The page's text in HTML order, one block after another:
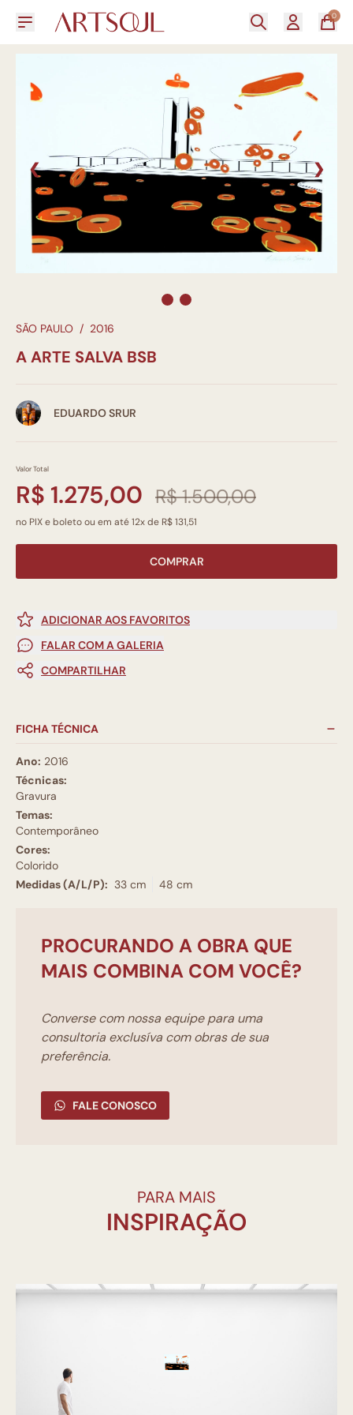
0
❮ ❯
SÃO PAULO / 2016
A ARTE SALVA BSB
EDUARDO SRUR
Valor Total
R$ 1.275,00 R$ 1.500,00
no PIX e boleto ou em até 12x de R$ 131,51
COMPRAR
ADICIONAR AOS FAVORITOS
FALAR COM A GALERIA
COMPARTILHAR
FICHA TÉCNICA
Ano: 2016
Técnicas:
Gravura
Temas:
Contemporâneo
Cores:
Colorido
Medidas (A/L/P): 33 cm 48 cm
PROCURANDO A OBRA QUE
MAIS COMBINA COM VOCÊ?
Converse com nossa equipe para uma
consultoria exclusíva com obras de sua
preferência.
FALE CONOSCO
PARA MAIS
INSPIRAÇÃO